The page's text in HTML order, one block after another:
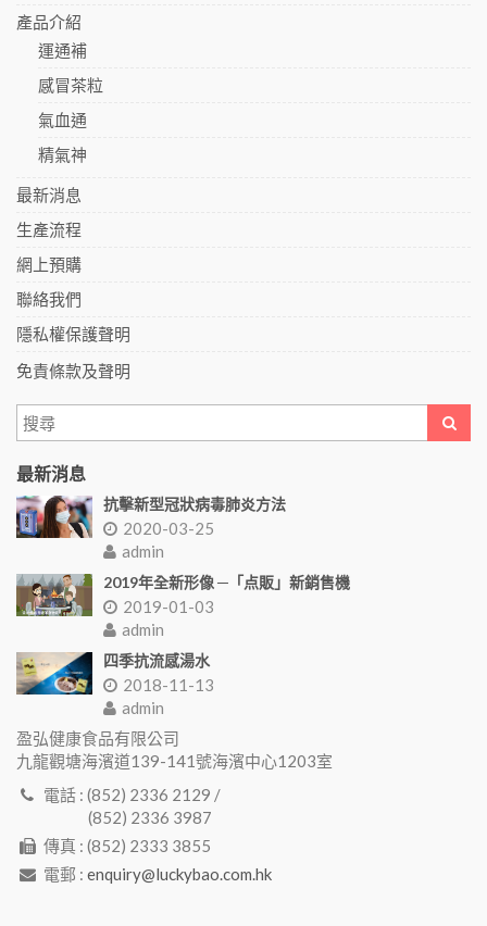
產品介紹
運通補
感冒茶粒
氣血通
精氣神
最新消息
生產流程
網上預購
聯絡我們
隱私權保護聲明
免責條款及聲明
最新消息
抗擊新型冠狀病毒肺炎方法
2020-03-25
admin
2019年全新形像 ─「点販」新銷售機
2019-01-03
admin
四季抗流感湯水
2018-11-13
admin
盈弘健康食品有限公司
九龍觀塘海濱道139-141號海濱中心1203室
電話 : (852) 2336 2129 /
(852) 2336 3987
傳真 : (852) 2333 3855
電郵 : enquiry@luckybao.com.hk